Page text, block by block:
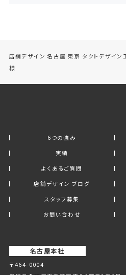
店舗デザイン 名古屋 東京 タクトデザイン
様
6つの強み
実績
よくあるご質問
店舗デザイン ブログ
スタッフ募集
お問い合わせ
名古屋本社
〒464-0004